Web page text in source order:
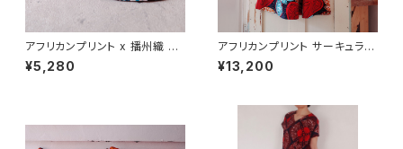
アフリカンプリント x 播州織 サ
ファリハット
¥5,280
アフリカンプリント サーキュラー
ラップスカート red botanical
¥13,200